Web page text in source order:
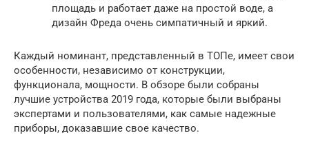
площадь и работает даже на простой воде, а
дизайн Фреда очень симпатичный и яркий.
Каждый номинант, представленный в ТОПе, имеет свои
особенности, независимо от конструкции,
функционала, мощности. В обзоре были собраны
лучшие устройства 2019 года, которые были выбраны
экспертами и пользователями, как самые надежные
приборы, доказавшие свое качество.